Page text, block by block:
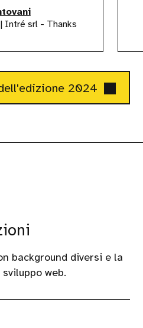
Intré srl - Thanks
2024
background diversi e la
web.